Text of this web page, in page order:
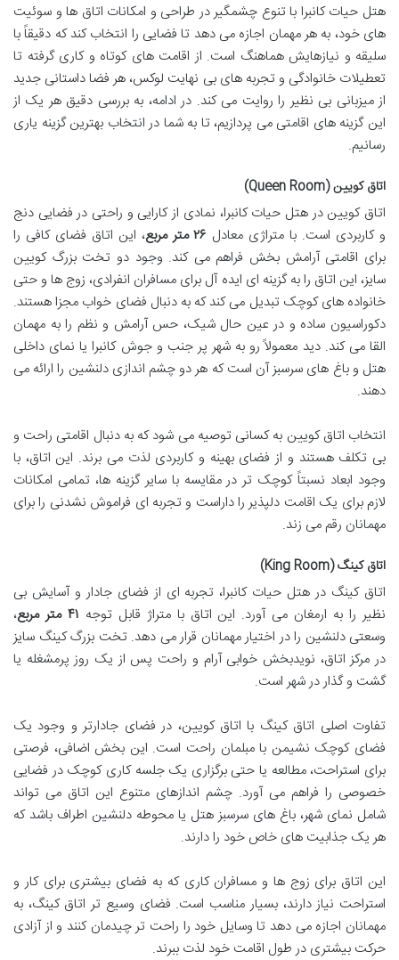
هتل حیات کانبرا با تنوع چشمگیر در طراحی و امکانات اتاق ها و سوئیت
های خود، به هر مهمان اجازه می دهد تا فضایی را انتخاب کند که دقیقاً با
سلیقه و نیازهایش هماهنگ است. از اقامت های کوتاه و کاری گرفته تا
تعطیلات خانوادگی و تجربه های بی نهایت لوکس، هر فضا داستانی جدید
از میزبانی بی نظیر را روایت می کند. در ادامه، به بررسی دقیق هر یک از
این گزینه های اقامتی می پردازیم، تا به شما در انتخاب بهترین گزینه یاری
رسانیم.
اتاق کویین (Queen Room)
اتاق کویین در هتل حیات کانبرا، نمادی از کارایی و راحتی در فضایی دنج
و کاربردی است. با متراژی معادل ۲۶ متر مربع
، این اتاق فضای کافی را
برای اقامتی آرامش بخش فراهم می کند. وجود دو تخت بزرگ کویین
سایز، این اتاق را به گزینه ای ایده آل برای مسافران انفرادی، زوج ها و حتی
خانواده های کوچک تبدیل می کند که به دنبال فضای خواب مجزا هستند.
دکوراسیون ساده و در عین حال شیک، حس آرامش و نظم را به مهمان
القا می کند. دید معمولاً رو به شهر پر جنب و جوش کانبرا یا نمای داخلی
هتل و باغ های سرسبز آن است که هر دو چشم اندازی دلنشین را ارائه می
دهند.
انتخاب اتاق کویین به کسانی توصیه می شود که به دنبال اقامتی راحت و
بی تکلف هستند و از فضای بهینه و کاربردی لذت می برند. این اتاق، با
وجود ابعاد نسبتاً کوچک تر در مقایسه با سایر گزینه ها، تمامی امکانات
لازم برای یک اقامت دلپذیر را داراست و تجربه ای فراموش نشدنی را برای
مهمانان رقم می زند.
اتاق کینگ (King Room)
اتاق کینگ در هتل حیات کانبرا، تجربه ای از فضای جادار و آسایش بی
نظیر را به ارمغان می آورد. این اتاق با متراژ قابل توجه ۴۱ متر مربع
،
وسعتی دلنشین را در اختیار مهمانان قرار می دهد. تخت بزرگ کینگ سایز
در مرکز اتاق، نویدبخش خوابی آرام و راحت پس از یک روز پرمشغله یا
گشت و گذار در شهر است.
تفاوت اصلی اتاق کینگ با اتاق کویین، در فضای جادارتر و وجود یک
فضای کوچک نشیمن با مبلمان راحت است. این بخش اضافی، فرصتی
برای استراحت، مطالعه یا حتی برگزاری یک جلسه کاری کوچک در فضایی
خصوصی را فراهم می آورد. چشم اندازهای متنوع این اتاق می تواند
شامل نمای شهر، باغ های سرسبز هتل یا محوطه دلنشین اطراف باشد که
هر یک جذابیت های خاص خود را دارند.
این اتاق برای زوج ها و مسافران کاری که به فضای بیشتری برای کار و
استراحت نیاز دارند، بسیار مناسب است. فضای وسیع تر اتاق کینگ، به
مهمانان اجازه می دهد تا وسایل خود را راحت تر چیدمان کنند و از آزادی
حرکت بیشتری در طول اقامت خود لذت ببرند.